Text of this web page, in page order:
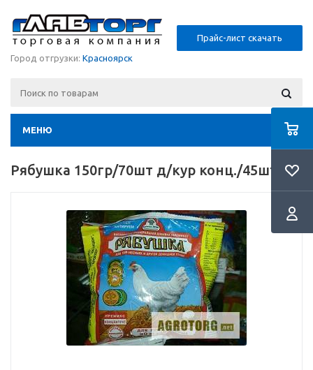
Прайс-лист скачать
Город отгрузки: Красноярск
МЕНЮ
Рябушка 150гр/70шт д/кур конц./45шт